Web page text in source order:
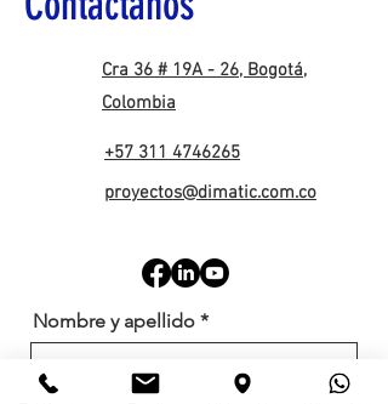
Cra 36 # 19A - 26, Bogotá,
Colombia
+57 311 4746265
proyectos@dimatic.com.co
Nombre y apellido